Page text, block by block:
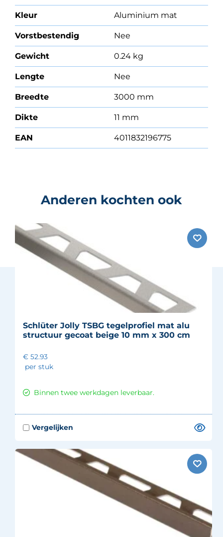
Kleur Aluminium mat
Vorstbestendig Nee
Gewicht 0.24 kg
Lengte Nee
Breedte 3000 mm
Dikte 11 mm
EAN 4011832196775
Anderen kochten ook
Schlüter Jolly TSBG tegelprofiel mat alu
structuur gecoat beige 10 mm x 300 cm
€ 52.93
per stuk
Binnen twee werkdagen leverbaar.